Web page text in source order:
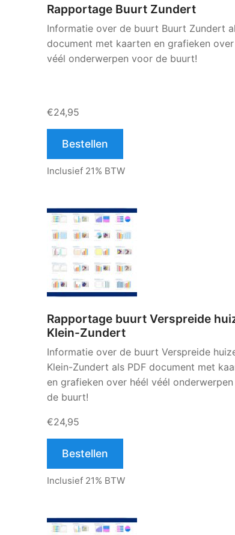
Rapportage Buurt Zundert
Informatie over de buurt Buurt Zundert
document met kaarten en grafieken over
véél onderwerpen voor de buurt!
€24,95
Bestellen
Inclusief 21% BTW
Rapportage buurt Verspreide
Klein-Zundert
Informatie over de buurt Verspreide
Klein-Zundert als PDF document met
en grafieken over héél véél
de buurt!
€24,95
Bestellen
Inclusief 21% BTW